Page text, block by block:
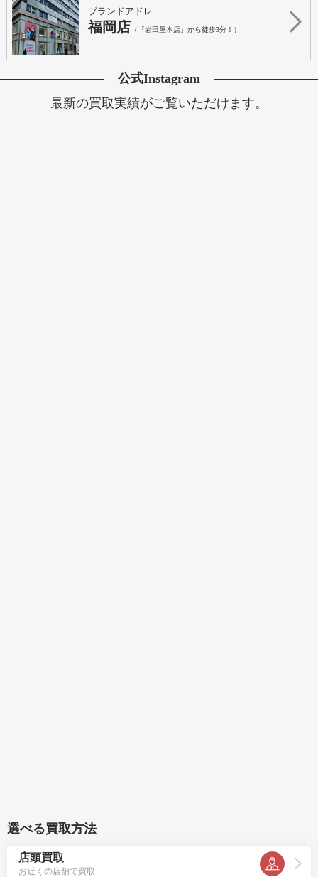
ブランドアドレ
福岡店 （『岩田屋本店』から徒歩3分！）
公式Instagram
最新の買取実績がご覧いただけます。
選べる買取方法
店頭買取
お近くの店舗で買取